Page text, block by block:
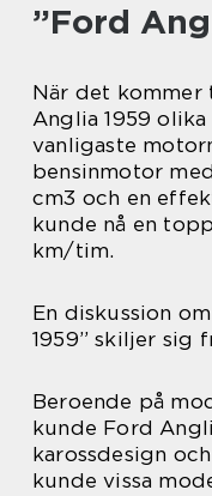
”Ford
När det
Anglia 1959
vanligaste
bensinmotor
cm3 och en
kunde nå en
km/tim.
En diskussion
1959” skiljer sig
Beroende på
kunde Ford
karossdesign
kunde vissa